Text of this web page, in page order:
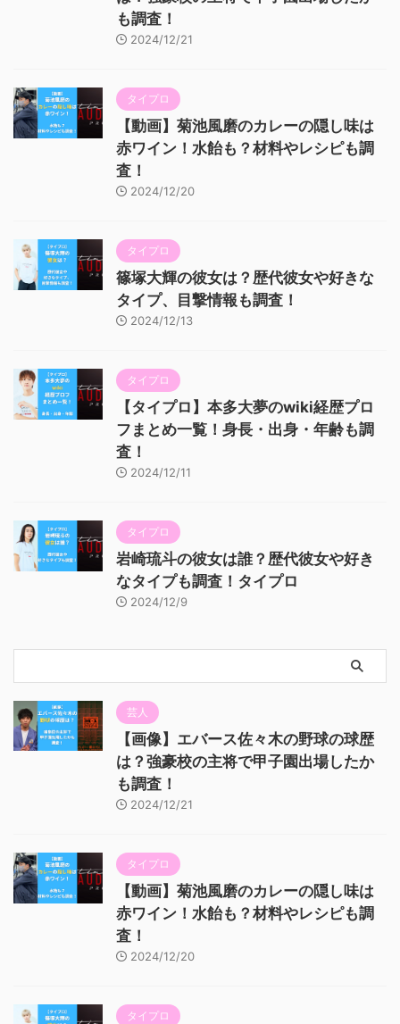
も調査！
2024/12/21
タイプロ
【動画】菊池風磨のカレーの隠し味は
赤ワイン！水飴も？材料やレシピも調
査！
2024/12/20
タイプロ
篠塚大輝の彼女は？歴代彼女や好きな
タイプ、目撃情報も調査！
2024/12/13
タイプロ
【タイプロ】本多大夢のwiki経歴プロ
フまとめ一覧！身長・出身・年齢も調
査！
2024/12/11
タイプロ
岩崎琉斗の彼女は誰？歴代彼女や好き
なタイプも調査！タイプロ
2024/12/9
芸人
【画像】エバース佐々木の野球の球歴
は？強豪校の主将で甲子園出場したか
も調査！
2024/12/21
タイプロ
【動画】菊池風磨のカレーの隠し味は
赤ワイン！水飴も？材料やレシピも調
査！
2024/12/20
タイプロ